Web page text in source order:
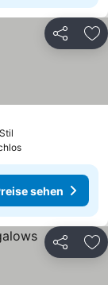
Teilen
sehen
Teilen